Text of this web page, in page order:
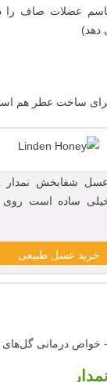
عضلات صاف را
ساخت عطر هم
شفابخش نمدار
ساده است روی